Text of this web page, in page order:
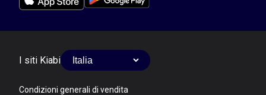
I siti Kiabi
Condizioni generali di vendita